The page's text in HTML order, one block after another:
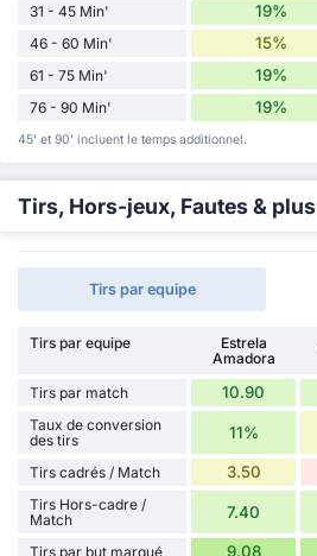
31 - 45 Min' 19%
46 - 60 Min' 15%
61 - 75 Min' 19%
76 - 90 Min' 19%
45' et 90' incluent le temps additionnel.
Tirs, Hors-jeux, Fautes & plus
Tirs par equipe
Tirs par equipe
Estrela
Amadora
Tirs par match 10.90
Taux de conversion
des tirs
11%
Tirs cadrés / Match 3.50
Tirs Hors-cadre /
Match
7.40
Tirs par but marqué 9.08